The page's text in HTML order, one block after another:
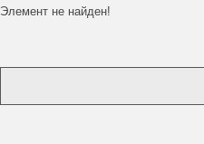
Элемент не найден!